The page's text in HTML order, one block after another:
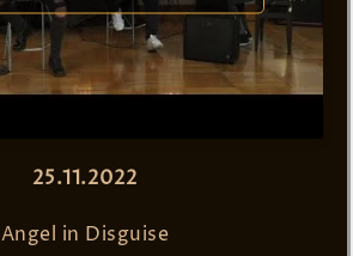
25.11.2022
Angel in Disguise